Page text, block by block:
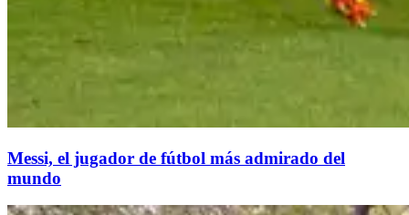
Messi, el jugador de fútbol más admirado del
mundo